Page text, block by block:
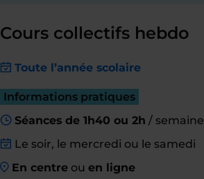
Cours collectifs hebdo
Toute l’année scolaire
Informations pratiques
Séances de 1h40 ou 2h / semaine
Le soir, le mercredi ou le samedi
En centre ouen ligne